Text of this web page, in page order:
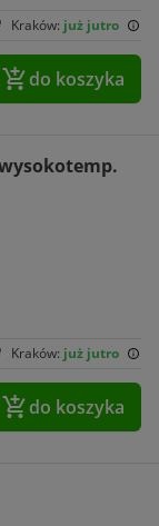
Kraków: już jutro
do koszyka
Kraków: już jutro
do koszyka